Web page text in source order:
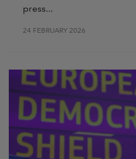
press...
24 FEBRUARY 2026